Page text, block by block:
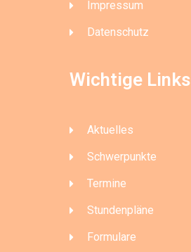
Impressum
Datenschutz
Wichtige Links
Aktuelles
Schwerpunkte
Termine
Stundenpläne
Formulare